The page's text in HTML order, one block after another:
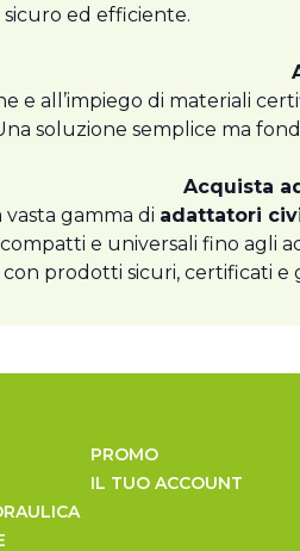
ed efficiente.
e all’impiego di materiali
soluzione semplice ma
Acquista
gamma di adattatori
e universali fino agli
prodotti sicuri, certificati e
PROMO
IL TUO ACCOUNT